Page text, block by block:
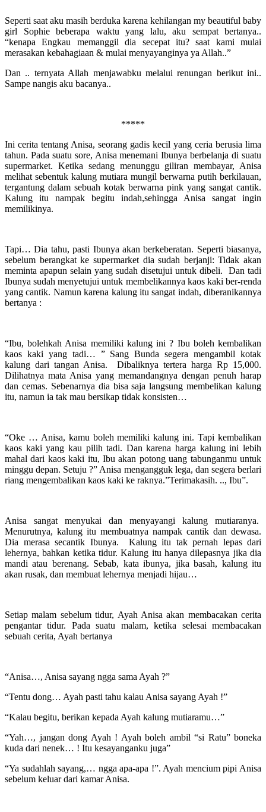
Seperti saat aku masih berduka karena kehilangan my beautiful baby
girl Sophie beberapa waktu yang lalu, aku sempat bertanya..
“kenapa Engkau memanggil dia secepat itu? saat kami mulai
merasakan kebahagiaan & mulai menyayanginya ya Allah..”
Dan .. ternyata Allah menjawabku melalui renungan berikut ini..
Sampe nangis aku bacanya..
*****
Ini cerita tentang Anisa, seorang gadis kecil yang ceria berusia lima
tahun. Pada suatu sore, Anisa menemani Ibunya berbelanja di suatu
supermarket. Ketika sedang menunggu giliran membayar, Anisa
melihat sebentuk kalung mutiara mungil berwarna putih berkilauan,
tergantung dalam sebuah kotak berwarna pink yang sangat cantik.
Kalung itu nampak begitu indah,sehingga Anisa sangat ingin
memilikinya.
Tapi… Dia tahu, pasti Ibunya akan berkeberatan. Seperti biasanya,
sebelum berangkat ke supermarket dia sudah berjanji: Tidak akan
meminta apapun selain yang sudah disetujui untuk dibeli. Dan tadi
Ibunya sudah menyetujui untuk membelikannya kaos kaki ber-renda
yang cantik. Namun karena kalung itu sangat indah, diberanikannya
bertanya :
“Ibu, bolehkah Anisa memiliki kalung ini ? Ibu boleh kembalikan
kaos kaki yang tadi… ” Sang Bunda segera mengambil kotak
kalung dari tangan Anisa. Dibaliknya tertera harga Rp 15,000.
Dilihatnya mata Anisa yang memandangnya dengan penuh harap
dan cemas. Sebenarnya dia bisa saja langsung membelikan kalung
itu, namun ia tak mau bersikap tidak konsisten…
“Oke … Anisa, kamu boleh memiliki kalung ini. Tapi kembalikan
kaos kaki yang kau pilih tadi. Dan karena harga kalung ini lebih
mahal dari kaos kaki itu, Ibu akan potong uang tabunganmu untuk
minggu depan. Setuju ?” Anisa mengangguk lega, dan segera berlari
riang mengembalikan kaos kaki ke raknya.”Terimakasih. .., Ibu”.
Anisa sangat menyukai dan menyayangi kalung mutiaranya.
Menurutnya, kalung itu membuatnya nampak cantik dan dewasa.
Dia merasa secantik Ibunya. Kalung itu tak pernah lepas dari
lehernya, bahkan ketika tidur. Kalung itu hanya dilepasnya jika dia
mandi atau berenang. Sebab, kata ibunya, jika basah, kalung itu
akan rusak, dan membuat lehernya menjadi hijau…
Setiap malam sebelum tidur, Ayah Anisa akan membacakan cerita
pengantar tidur. Pada suatu malam, ketika selesai membacakan
sebuah cerita, Ayah bertanya
“Anisa…, Anisa sayang ngga sama Ayah ?”
“Tentu dong… Ayah pasti tahu kalau Anisa sayang Ayah !”
“Kalau begitu, berikan kepada Ayah kalung mutiaramu…”
“Yah…, jangan dong Ayah ! Ayah boleh ambil “si Ratu” boneka
kuda dari nenek… ! Itu kesayanganku juga”
“Ya sudahlah sayang,… ngga apa-apa !”. Ayah mencium pipi Anisa
sebelum keluar dari kamar Anisa.